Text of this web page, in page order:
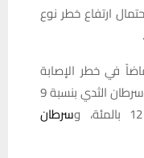
ارتفاع خطر نوع
في خطر الإصابة
بسرطان البنكرياس بنسبة 21 بالمئة، وسرطان الثدي بنسبة 9
سرطان